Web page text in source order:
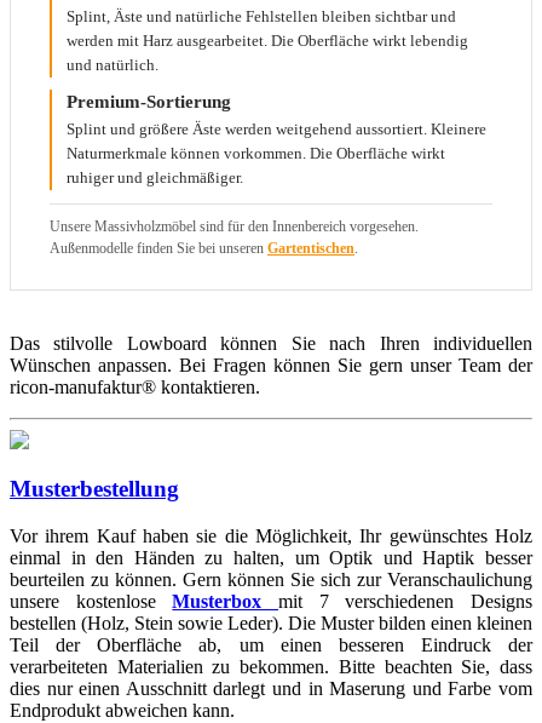
Splint, Äste und natürliche Fehlstellen bleiben sichtbar und
werden mit Harz ausgearbeitet. Die Oberfläche wirkt lebendig
und natürlich.
Premium-Sortierung
Splint und größere Äste werden weitgehend aussortiert. Kleinere
Naturmerkmale können vorkommen. Die Oberfläche wirkt
ruhiger und gleichmäßiger.
Unsere Massivholzmöbel sind für den Innenbereich vorgesehen.
Außenmodelle finden Sie bei unseren Gartentischen
Das stilvolle Lowboard können Sie nach Ihren individuellen
Wünschen anpassen. Bei Fragen können Sie gern unser Team der
ricon-manufaktur® kontaktieren.
Musterbestellung
Vor ihrem Kauf haben sie die Möglichkeit, Ihr gewünschtes Holz
einmal in den Händen zu halten, um Optik und Haptik besser
beurteilen zu können. Gern können Sie sich zur Veranschaulichung
unsere kostenlose
Musterboxmit 7 verschiedenen Designs
bestellen (Holz, Stein sowie Leder). Die Muster bilden einen kleinen
Teil der Oberfläche ab, um einen besseren Eindruck der
verarbeiteten Materialien zu bekommen. Bitte beachten Sie, dass
dies nur einen Ausschnitt darlegt und in Maserung und Farbe vom
Endprodukt abweichen kann.